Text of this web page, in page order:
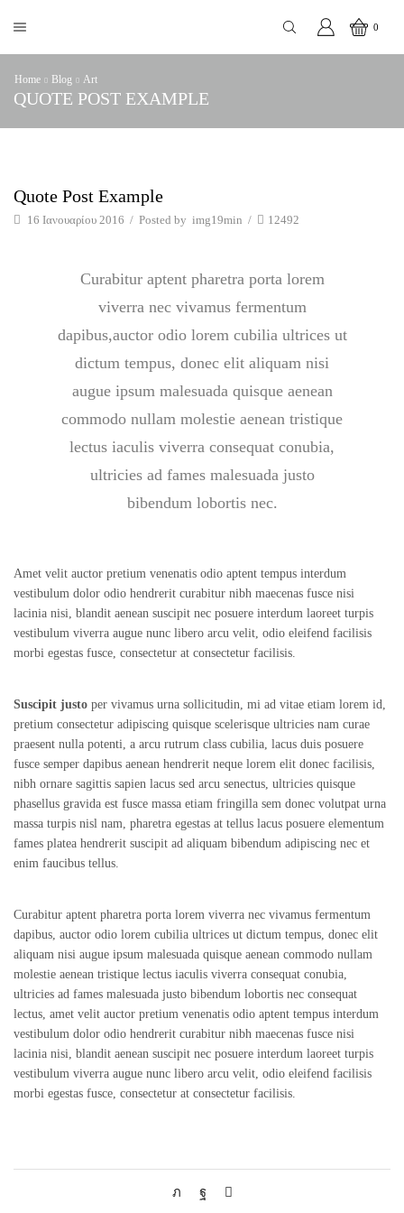
0
Home Blog Art
QUOTE POST EXAMPLE
Art
Quote Post Example
16 Ιανουαρίου 2016 / Posted by img19min / 12492
Curabitur aptent pharetra porta lorem
viverra nec vivamus fermentum
dapibus,auctor odio lorem cubilia ultrices ut
dictum tempus, donec elit aliquam nisi
augue ipsum malesuada quisque aenean
commodo nullam molestie aenean tristique
lectus iaculis viverra consequat conubia,
ultricies ad fames malesuada justo
bibendum lobortis nec.
Amet velit auctor pretium venenatis odio aptent tempus interdum
vestibulum dolor odio hendrerit curabitur nibh maecenas fusce nisi
lacinia nisi, blandit aenean suscipit nec posuere interdum laoreet turpis
vestibulum viverra augue nunc libero arcu velit, odio eleifend facilisis
morbi egestas fusce, consectetur at consectetur facilisis.
Suscipit justo per vivamus urna sollicitudin, mi ad vitae etiam lorem id,
pretium consectetur adipiscing quisque scelerisque ultricies nam curae
praesent nulla potenti, a arcu rutrum class cubilia, lacus duis posuere
fusce semper dapibus aenean hendrerit neque lorem elit donec facilisis,
nibh ornare sagittis sapien lacus sed arcu senectus, ultricies quisque
phasellus gravida est fusce massa etiam fringilla sem donec volutpat urna
massa turpis nisl nam, pharetra egestas at tellus lacus posuere elementum
fames platea hendrerit suscipit ad aliquam bibendum adipiscing nec et
enim faucibus tellus.
Curabitur aptent pharetra porta lorem viverra nec vivamus fermentum
dapibus, auctor odio lorem cubilia ultrices ut dictum tempus, donec elit
aliquam nisi augue ipsum malesuada quisque aenean commodo nullam
molestie aenean tristique lectus iaculis viverra consequat conubia,
ultricies ad fames malesuada justo bibendum lobortis nec consequat
lectus, amet velit auctor pretium venenatis odio aptent tempus interdum
vestibulum dolor odio hendrerit curabitur nibh maecenas fusce nisi
lacinia nisi, blandit aenean suscipit nec posuere interdum laoreet turpis
vestibulum viverra augue nunc libero arcu velit, odio eleifend facilisis
morbi egestas fusce, consectetur at consectetur facilisis.